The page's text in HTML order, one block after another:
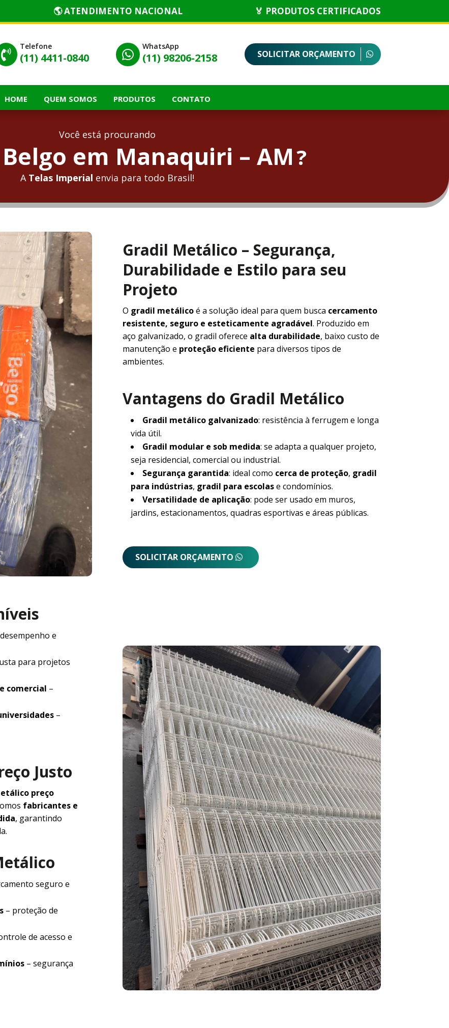
🌎 ATENDIMENTO NACIONAL 🏅 PRODUTOS CERTIFICADOS

Telefone
(11) 4411-0840 
WhatsApp
(11) 98206-2158 SOLICITAR ORÇAMENTO
HOME QUEM SOMOS PRODUTOS CONTATO
Você está procurando
em Manaquiri – AM?
A Telas Imperial envia para todo Brasil!
Gradil Metálico – Segurança,
Durabilidade e Estilo para seu
Projeto
O gradil metálicoé a solução ideal para quem busca cercamento
resistente, seguro e esteticamente agradável. Produzido em
aço galvanizado, o gradil oferece alta durabilidade, baixo custo de
manutenção e proteção eficiente para diversos tipos de
ambientes.
Vantagens do Gradil Metálico
Gradil metálico galvanizado: resistência à ferrugem e longa
vida útil.
Gradil modular e sob medida: se adapta a qualquer projeto,
seja residencial, comercial ou industrial.
Segurança garantida: ideal como cerca de proteção, gradil
para indústrias, gradil para escolase condomínios.
Versatilidade de aplicação: pode ser usado em muros,
jardins, estacionamentos, quadras esportivas e áreas públicas.
SOLICITAR ORÇAMENTO
e
para projetos
comercial –
–
Justo
preço
fabricantes e
, garantindo
seguro e
– proteção de
de acesso e
– segurança